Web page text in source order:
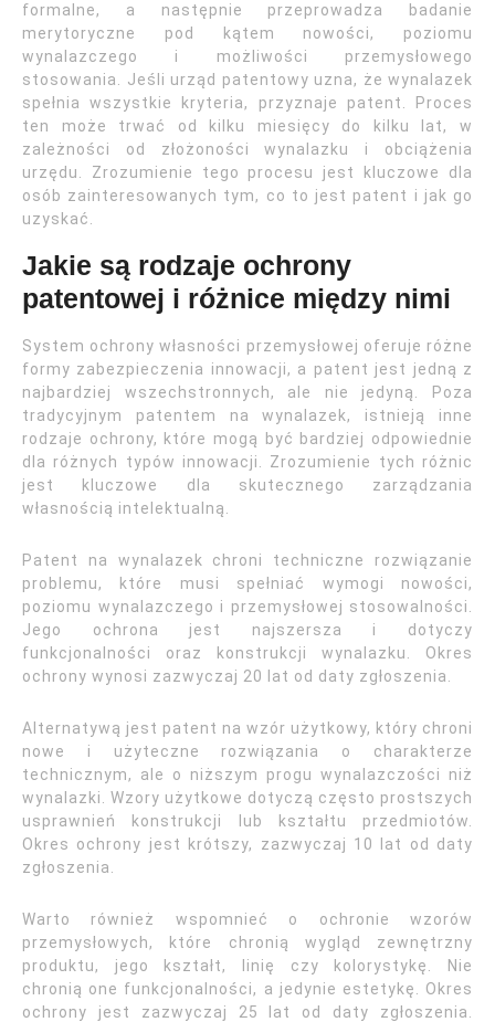
formalne, a następnie przeprowadza badanie
merytoryczne pod kątem nowości, poziomu
wynalazczego i możliwości przemysłowego
stosowania. Jeśli urząd patentowy uzna, że wynalazek
spełnia wszystkie kryteria, przyznaje patent. Proces
ten może trwać od kilku miesięcy do kilku lat, w
zależności od złożoności wynalazku i obciążenia
urzędu. Zrozumienie tego procesu jest kluczowe dla
osób zainteresowanych tym, co to jest patent i jak go
uzyskać.
Jakie są rodzaje ochrony
patentowej i różnice między nimi
System ochrony własności przemysłowej oferuje różne
formy zabezpieczenia innowacji, a patent jest jedną z
najbardziej wszechstronnych, ale nie jedyną. Poza
tradycyjnym patentem na wynalazek, istnieją inne
rodzaje ochrony, które mogą być bardziej odpowiednie
dla różnych typów innowacji. Zrozumienie tych różnic
jest kluczowe dla skutecznego zarządzania
własnością intelektualną.
Patent na wynalazek chroni techniczne rozwiązanie
problemu, które musi spełniać wymogi nowości,
poziomu wynalazczego i przemysłowej stosowalności.
Jego ochrona jest najszersza i dotyczy
funkcjonalności oraz konstrukcji wynalazku. Okres
ochrony wynosi zazwyczaj 20 lat od daty zgłoszenia.
Alternatywą jest patent na wzór użytkowy, który chroni
nowe i użyteczne rozwiązania o charakterze
technicznym, ale o niższym progu wynalazczości niż
wynalazki. Wzory użytkowe dotyczą często prostszych
usprawnień konstrukcji lub kształtu przedmiotów.
Okres ochrony jest krótszy, zazwyczaj 10 lat od daty
zgłoszenia.
Warto również wspomnieć o ochronie wzorów
przemysłowych, które chronią wygląd zewnętrzny
produktu, jego kształt, linię czy kolorystykę. Nie
chronią one funkcjonalności, a jedynie estetykę. Okres
ochrony jest zazwyczaj 25 lat od daty zgłoszenia.